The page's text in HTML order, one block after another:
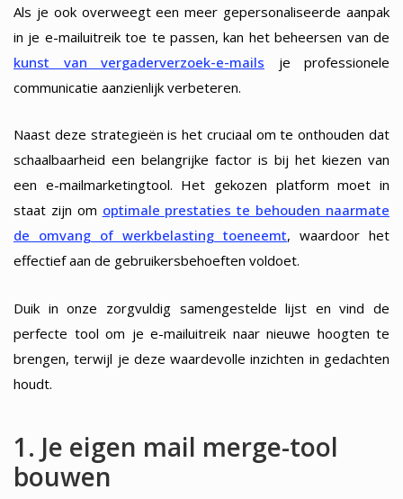
Als je ook overweegt een meer gepersonaliseerde aanpak
in je e-mailuitreik toe te passen, kan het beheersen van de
kunst van vergaderverzoek-e-mails je professionele
communicatie aanzienlijk verbeteren.
Naast deze strategieën is het cruciaal om te onthouden dat
schaalbaarheid een belangrijke factor is bij het kiezen van
een e-mailmarketingtool. Het gekozen platform moet in
staat zijn om optimale prestaties te behouden naarmate
de omvang of werkbelasting toeneemt, waardoor het
effectief aan de gebruikersbehoeften voldoet.
Duik in onze zorgvuldig samengestelde lijst en vind de
perfecte tool om je e-mailuitreik naar nieuwe hoogten te
brengen, terwijl je deze waardevolle inzichten in gedachten
houdt.
1. Je eigen mail merge-tool
bouwen